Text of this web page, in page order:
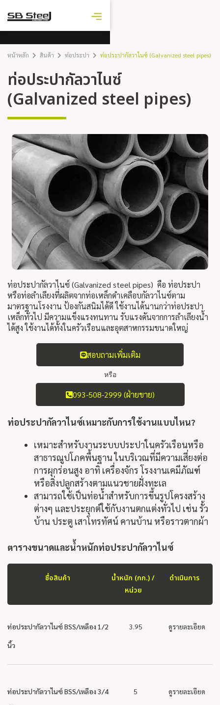
ราคาเหล็ก
หน้าหลัก สินค้า ท่อประปา ท่อประปากัลวาไนซ์ (Galvanized steel pipes)
ท่อประปากัลวาไนซ์
(Galvanized steel pipes)
ท่อประปากัลวาไนซ์ (Galvanized steel pipes) คือ ท่อประปา
หรือท่อลำเลียงที่ผลิตจากท่อเหล็กดำเคลือบกัลวาไนซ์ตาม
มาตรฐานโรงงาน ป้องกันสนิมได้ดี ใช้งานได้นานกว่าท่อประปา
เหล็กทั่วไป มีความแข็งแรงทนทาน รับแรงดันจากการลำเลียงน้ำ
ได้สูง ใช้งานได้ทั้งในครัวเรือนและอุตสาหกรรมขนาดใหญ่
สอบถามเพิ่มเติม
หรือ
093-508-2999 (ฝ่ายขาย)
ท่อประปากัลวาไนซ์เหมาะกับการใช้งานแบบไหน?
เหมาะสำหรับงานระบบประปาในครัวเรือนหรือ
สาธารณูปโภคพื้นฐาน ในบริเวณที่มีความเสี่ยงต่อ
การผุกร่อนสูง อาทิ เครื่องจักร โรงงานเคมีภัณฑ์
หรือสิ่งปลูกสร้างตามแนวชายฝั่งทะเล
สามารถใช้เป็นท่อน้ำสำหรับการขึ้นรูปโครงสร้าง
ต่างๆ และประยุกต์ใช้กับงานตกแต่งทั่วไป เช่น รั้ว
บ้าน ประตู เสาโทรทัศน์ คานบ้าน หรือราวตากผ้า
ตารางขนาดและน้ำหนักท่อประปากัลวาไนซ์
ชื่อสินค้า
น้ำหนัก (กก.) /
หน่วย
ดำเนินการ
ท่อประปากัลวาไนซ์ BSS/เหลือง 1/2
นิ้ว
3.95 ดูรายละเอียด
ท่อประปากัลวาไนซ์ BSS/เหลือง 3/4 5 ดูรายละเอียด